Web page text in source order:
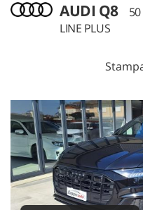
SERVIZI
CONTATTI
NEWS
AUDI Q8
LINE PLUS